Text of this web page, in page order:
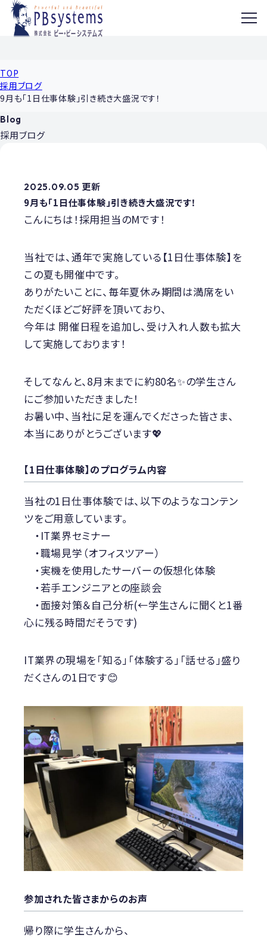
TOP
採用ブログ
9月も「1日仕事体験」引き続き大盛況です！
Blog
採用ブログ
2025.09.05 更新
9月も「1日仕事体験」引き続き大盛況です！
こんにちは！採用担当のMです！
当社では、通年で実施している【1日仕事体験】を
この夏も開催中です。
ありがたいことに、毎年夏休み期間は満席をい
ただくほどご好評を頂いており、
今年は 開催日程を追加し、受け入れ人数も拡大
して実施しております！
そしてなんと、8月末までに約80名✨の学生さん
にご参加いただきました！
お暑い中、当社に足を運んでくださった皆さま、
本当にありがとうございます💖
【1日仕事体験】のプログラム内容
当社の1日仕事体験では、以下のようなコンテン
ツをご用意しています。
・IT業界セミナー
・職場見学（オフィスツアー）
・実機を使用したサーバーの仮想化体験
・若手エンジニアとの座談会
・面接対策＆自己分析(←学生さんに聞くと1番
心に残る時間だそうです)
IT業界の現場を「知る」「体験する」「話せる」盛り
だくさんの1日です😊
参加された皆さまからのお声
帰り際に学生さんから、